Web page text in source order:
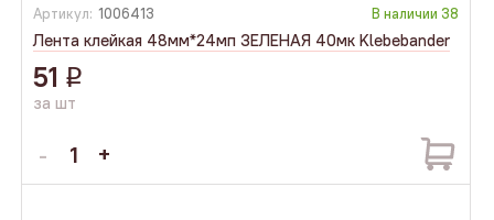
Артикул: 1006413 В наличии 38
Лента клейкая 48мм*24мп ЗЕЛЕНАЯ 40мк Klebebander
51 q
за шт